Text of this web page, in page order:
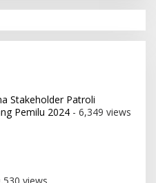
Stakeholder Patroli
Pemilu 2024 - 6,349 views